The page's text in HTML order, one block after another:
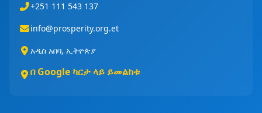
+251 111 543 137
info@prosperity.org.et
አዲስ አበባ, ኢትዮጵያ
በ Google ካርታ ላይ ይመልከቱ